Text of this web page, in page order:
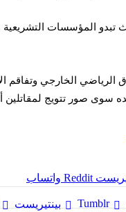
المؤسسات التشريعية
الرياضي الخارجي
سوى صور تتويج
واتساب
بينتيريست